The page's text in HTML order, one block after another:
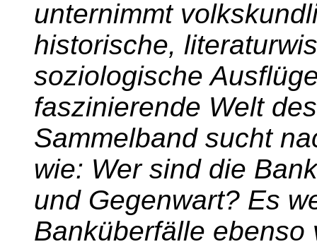
unternimmt
historische,
soziologische
faszinierende Welt
Sammelband sucht
wie: Wer sind die
und Gegenwart? Es
Banküberfälle